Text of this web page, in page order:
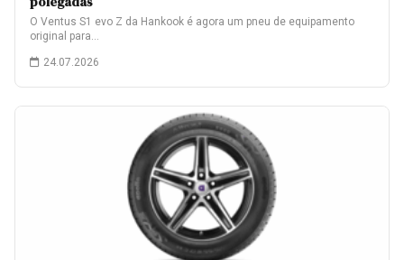
O Ventus S1 evo Z da Hankook é agora um pneu de equipamento
original para…
24.07.2026